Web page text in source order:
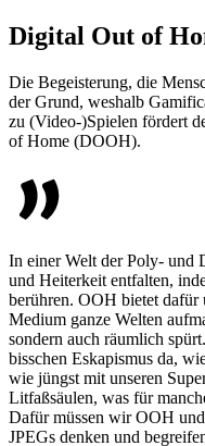
Digital Out of
Die Begeisterung, die
der Grund, weshalb
zu (Video-)Spielen fördert
of Home (DOOH).
In einer Welt der Poly- und
und Heiterkeit entfalten,
berühren. OOH bietet dafür
Medium ganze Welten
sondern auch räumlich
bisschen Eskapismus da,
wie jüngst mit unseren
Litfaßsäulen, was für
Dafür müssen wir OOH
JPEGs denken und